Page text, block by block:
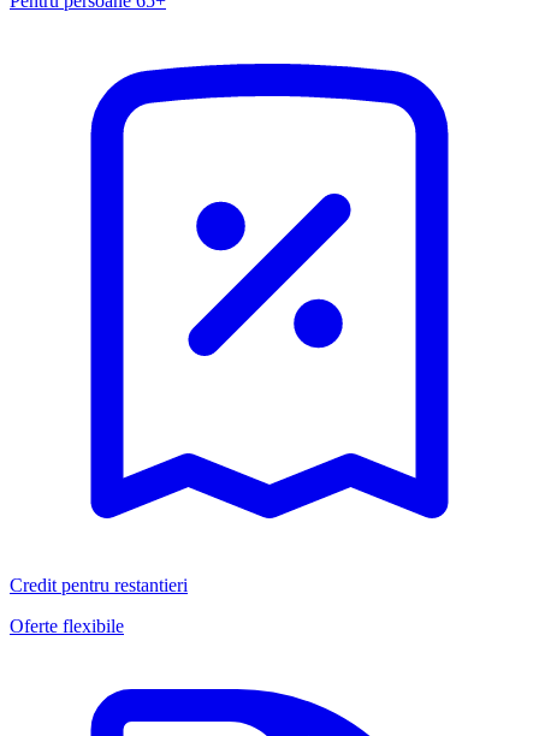
Credit pentru restantieri
Oferte flexibile